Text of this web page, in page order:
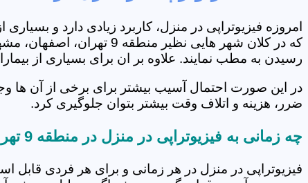
امروزه فیزیوتراپی در منزل، کاربرد زیادی دارد و
که در کلان شهر هایی
رسیدن به مطب نمایند. علاوه بر ان برای بسیاری از
ضرر، هزینه و اتلاف وقت بیشتر بتوان جلوگیری کرد.
چه زمانی به فیزیوتراپی در منزل در منطقه 9 تهران نیاز است؟
فیزیوتراپی در منزل در هر زمانی و برای هر فردی قابل